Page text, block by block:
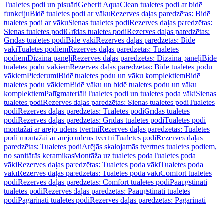
Tualetes podi un pisuāriGeberit AquaClean tualetes podi ar bidē
funkcijuBidē tualetes podi ar vākuRezerves daļas paredzētas: Bidē
tualetes podi ar vākuSienas tualetes podiRezerves daļas paredzētas:
Sienas tualetes podiGrīdas tualetes podiRezerves daļas paredzētas:
Grīdas tualetes podiBidē vākiRezerves daļas paredzētas: Bidē
vākiTualetes podiemRezerves daļas paredzētas: Tualetes
podiemDizaina paneļiRezerves daļas paredzētas: Dizaina paneļiBidē
tualetes podu vākiemRezerves daļas paredzētas: Bidē tualetes podu
vākiemPiederumiBidē tualetes podu un vāku komplektiemBidē
tualetes podu vākiemBidē vāku un bidē tualetes podu un vāku
komplektiemPalīgmateriāliTualetes podi un tualetes poda vākiSienas
tualetes podiRezerves daļas paredzētas: Sienas tualetes podiTualetes
podiRezerves daļas paredzētas: Tualetes podiGrīdas tualetes
podiRezerves daļas paredzētas: Grīdas tualetes podiTualetes podi
montāžai ar ārējo ūdens tvertniRezerves daļas paredzētas: Tualetes
podi montāžai ar ārējo ūdens tvertniTualetes podiRezerves daļas
paredzētas: Tualetes podiĀrējās skalojamās tvertnes tualetes podiem,
no sanitārās keramikasMontāža uz tualetes podaTualetes poda
vākiRezerves daļas paredzētas: Tualetes poda vākiTualetes poda
vākiRezerves daļas paredzētas: Tualetes poda vākiComfort tualetes
podiRezerves daļas paredzētas: Comfort tualetes podiPaaugstināti
tualetes podiRezerves daļas paredzētas: Paaugstināti tualetes
podiPagarināti tualetes podiRezerves daļas paredzētas: Pagarināti